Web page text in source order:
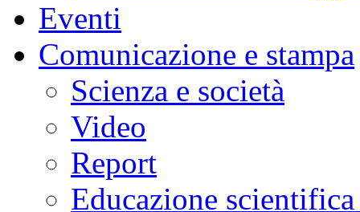
Eventi
Comunicazione e stampa
Scienza e società
Video
Report
Educazione